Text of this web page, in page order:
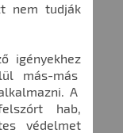
nem tudják
igényekhez
más-más
A
hab,
védelmet